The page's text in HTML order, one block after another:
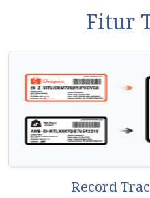
Fitur
Record